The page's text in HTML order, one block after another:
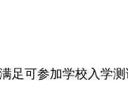
足可参加学校入学测